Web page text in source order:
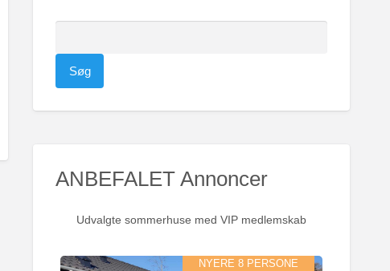
ø
e
f
r
ANBEFALET Annoncer
Udvalgte sommerhuse med VIP medlemskab
NYERE 8 PERSONE